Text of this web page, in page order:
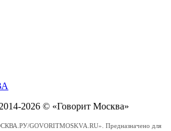
2026 © «Говорит Москва»
GOVORITMOSKVA.RU». Предназначено для